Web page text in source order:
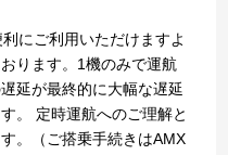
にご利用いただけますよ
ります。1機のみで運航
延が最終的に大幅な遅延
。 定時運航へのご理解と
。（ご搭乗手続きはAMX